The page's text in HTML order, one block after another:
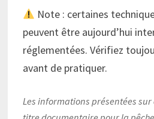
Note : certaines
peuvent être aujourd’hui
réglementées. Vérifiez
avant de pratiquer.
Les informations présentées